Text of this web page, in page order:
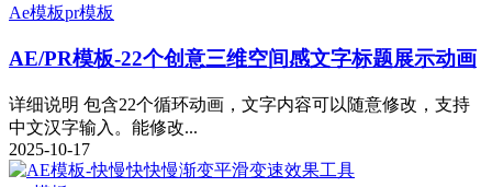
Ae模板pr模板
AE/PR模板-22个创意三维空间感文字标题展示动画
详细说明 包含22个循环动画，文字内容可以随意修改，支持
中文汉字输入。能修改...
2025-10-17